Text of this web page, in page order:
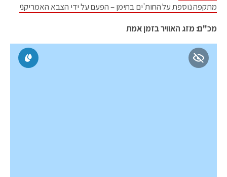
מתקפה נוספת על החות'ים בתימן – הפעם על ידי הצבא האמריקני
מכ"ם: מזג האוויר בזמן אמת